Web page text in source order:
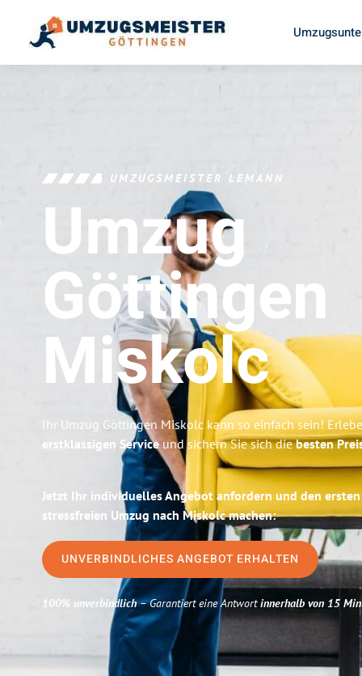
UMZUGSMEISTER LEMANN
Umzug
Göttingen
Miskolc
Ihr Umzug Göttingen Miskolc kann so einfach sein!
erstklassigen Serviceund sichern Sie sich diebesten
Jetzt Ihr individuelles Angebot anfordern und den
stressfreien Umzug nach Miskolc machen:
UNVERBINDLICHES ANGEBOT ERHALTEN
100% unverbindlich– Garantiert eine Antwortinnerhalb von 15